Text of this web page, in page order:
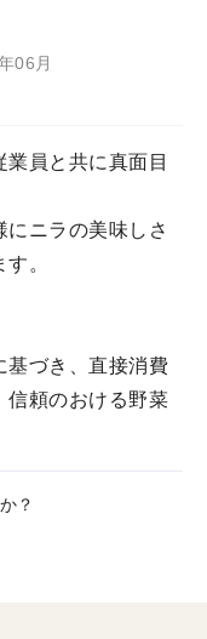
06月
員と共に真面目
ニラの美味しさ
。
基づき、直接消費
信頼のおける野菜
？